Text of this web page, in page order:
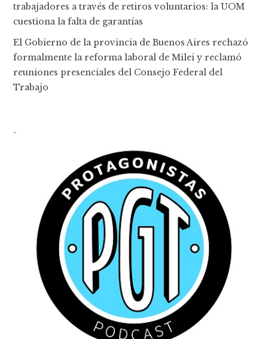
trabajadores a través de retiros voluntarios: la UOM
cuestiona la falta de garantías
El Gobierno de la provincia de Buenos Aires rechazó
formalmente la reforma laboral de Milei y reclamó
reuniones presenciales del Consejo Federal del
Trabajo
-